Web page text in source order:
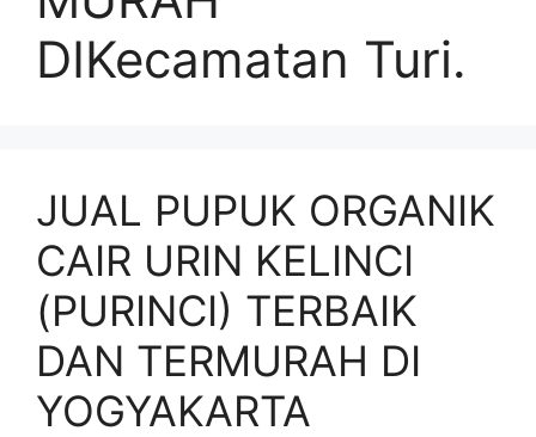
DIKecamatan Turi.
JUAL PUPUK ORGANIK
CAIR URIN KELINCI
(PURINCI) TERBAIK
DAN TERMURAH DI
YOGYAKARTA